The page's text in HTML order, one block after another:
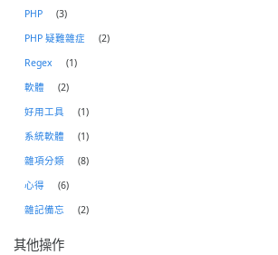
PHP
(3)
PHP 疑難雜症
(2)
Regex
(1)
軟體
(2)
好用工具
(1)
系統軟體
(1)
雜項分類
(8)
心得
(6)
雜記備忘
(2)
其他操作